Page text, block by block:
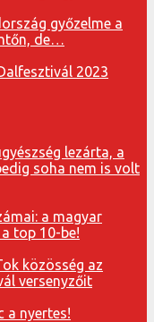
győzelme a
de…
2023
lezárta, a
soha nem is volt
a magyar
top 10-be!
közösség az
versenyzőit
a nyertes!